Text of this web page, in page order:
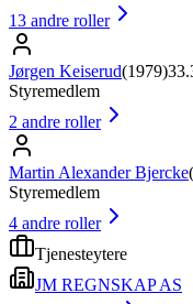
13 andre roller
Jørgen Keiserud(1979)
Styremedlem
2 andre roller
Martin Alexander Bjercke(
Styremedlem
4 andre roller
Tjenesteytere
JM REGNSKAP AS